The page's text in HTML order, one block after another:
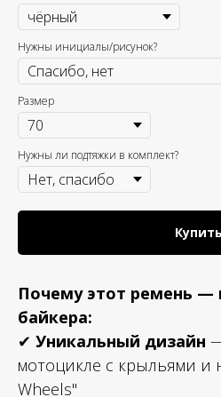
Нужны инициалы/рисунок?
Размер
Нужны ли подтяжки в комплект?
Купить
Почему этот ремень —
байкера:
✔ Уникальный дизайн
мотоцикле с крыльями и
Wheels"